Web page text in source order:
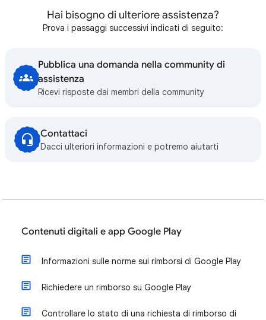
Hai bisogno di ulteriore assistenza?
Prova i passaggi successivi indicati di seguito:
Pubblica una domanda nella community di
assistenza
Ricevi risposte dai membri della community
Contattaci
Dacci ulteriori informazioni e potremo aiutarti
Contenuti digitali e app Google Play
Informazioni sulle norme sui rimborsi di Google Play
Richiedere un rimborso su Google Play
Controllare lo stato di una richiesta di rimborso di